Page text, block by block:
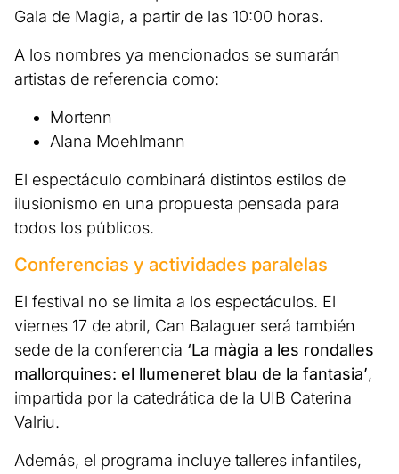
Gala de Magia, a partir de las 10:00 horas.
A los nombres ya mencionados se sumarán
artistas de referencia como:
Mortenn
Alana Moehlmann
El espectáculo combinará distintos estilos de
ilusionismo en una propuesta pensada para
todos los públicos.
Conferencias y actividades paralelas
El festival no se limita a los espectáculos. El
viernes 17 de abril, Can Balaguer será también
sede de la conferencia ‘La màgia a les rondalles
mallorquines: el llumeneret blau de la fantasia’,
impartida por la catedrática de la UIB Caterina
Valriu.
Además, el programa incluye talleres infantiles,